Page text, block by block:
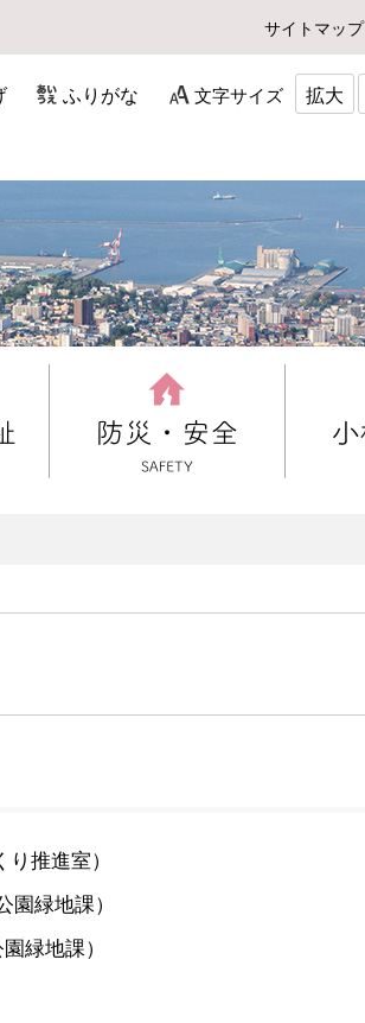
サイトマップ
ふりがな 文字サイズ 拡大
り推進室）
園緑地課）
緑地課）